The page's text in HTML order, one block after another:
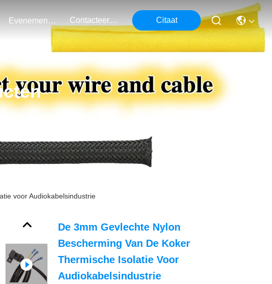
Evenementen Contacteer Ons Citaat
voor Audiokabelsindustrie
De 3mm Gevlechte Nylon
Bescherming Van De Koker
Thermische Isolatie Voor
Audiokabelsindustrie